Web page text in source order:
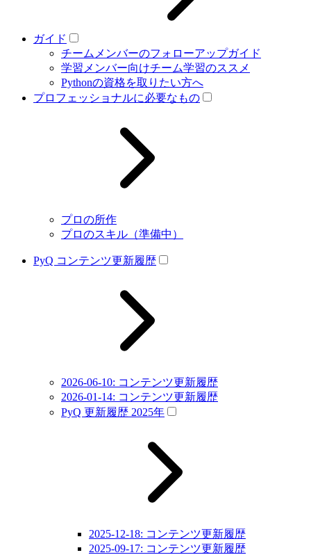
ガイド
チームメンバーのフォローアップガイド
学習メンバー向けチーム学習のススメ
Pythonの資格を取りたい方へ
プロフェッショナルに必要なもの
プロの所作
プロのスキル（準備中）
PyQ コンテンツ更新履歴
2026-06-10: コンテンツ更新履歴
2026-01-14: コンテンツ更新履歴
PyQ 更新履歴 2025年
2025-12-18: コンテンツ更新履歴
2025-09-17: コンテンツ更新履歴